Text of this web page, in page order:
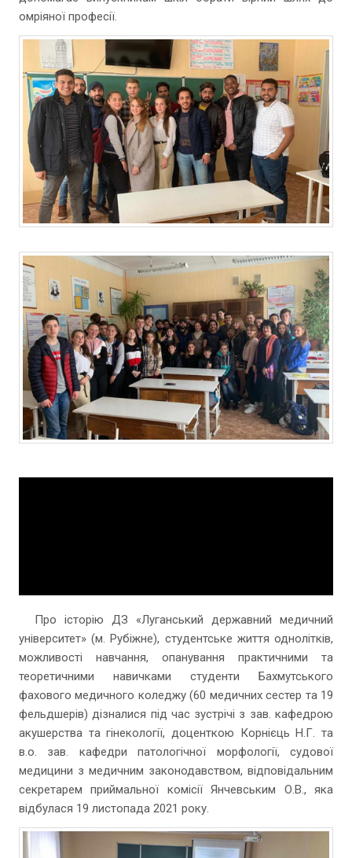
омріяної професії.
Про історію ДЗ «Луганський державний медичний
університет» (м. Рубіжне), студентське життя однолітків,
можливості навчання, опанування практичними та
теоретичними навичками студенти Бахмутського
фахового медичного коледжу (60 медичних сестер та 19
фельдшерів) дізналися під час зустрічі з зав. кафедрою
акушерства та гінекології, доценткою Корнієць Н.Г. та
в.о. зав. кафедри патологічної морфології, судової
медицини з медичним законодавством, відповідальним
секретарем приймальної комісії Янчевським О.В., яка
відбулася 19 листопада 2021 року.